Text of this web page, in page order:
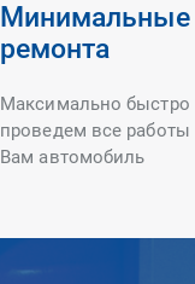
Минимальные
ремонта
Максимально быстро
проведем все
Вам автомобиль